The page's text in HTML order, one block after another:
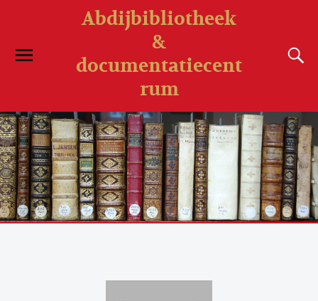
Abdijbibliotheek
&
documentatiecent
rum